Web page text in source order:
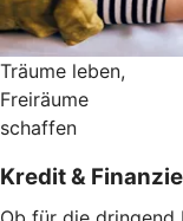
Träume leben,
Freiräume
schaffen
Kredit &